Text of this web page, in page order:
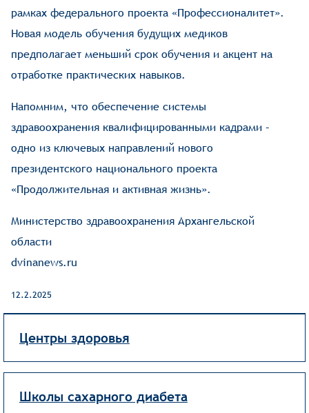
рамках федерального проекта «Профессионалитет».
Новая модель обучения будущих медиков
предполагает меньший срок обучения и акцент на
отработке практических навыков.
Напомним, что обеспечение системы
здравоохранения квалифицированными кадрами –
одно из ключевых направлений нового
президентского национального проекта
«Продолжительная и активная жизнь».
Министерство здравоохранения Архангельской
области
dvinanews.ru
12.2.2025
Центры здоровья
Школы сахарного диабета